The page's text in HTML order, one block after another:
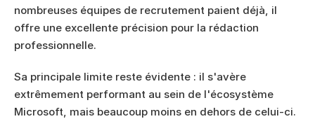
nombreuses équipes de recrutement paient déjà, il
offre une excellente précision pour la rédaction
professionnelle.
Sa principale limite reste évidente : il s'avère
extrêmement performant au sein de l'écosystème
Microsoft, mais beaucoup moins en dehors de celui-ci.